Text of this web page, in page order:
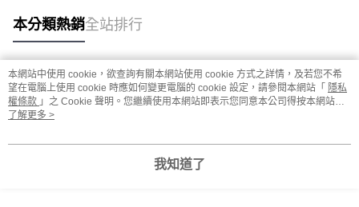
本分類熱銷全站排行
熱門標籤
本網站中使用 cookie，欲查詢有關本網站使用 cookie 方式之詳情，及若您不希
望在電腦上使用 cookie 時應如何變更電腦的 cookie 設定，請參閱本網站「 隱私
權條款 」之 Cookie 聲明。您繼續使用本網站即表示您同意本公司得按本網站使
用條款之 Cookie 聲明使用 cookie。
了解更多 >
我知道了